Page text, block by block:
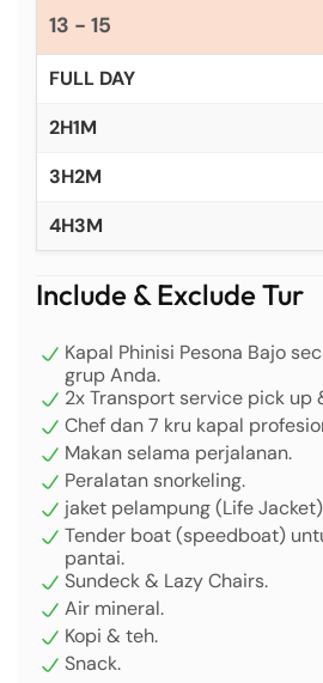
13 - 15
Include & Exclude Tur
Kapal Phinisi Pesona Bajo
grup Anda.
2x Transport service pick up
Chef dan 7 kru kapal
Makan selama perjalanan.
Peralatan snorkeling.
jaket pelampung (Life
Tender boat (speedboat)
pantai.
Sundeck & Lazy Chairs.
Air mineral.
Kopi & teh.
Snack.